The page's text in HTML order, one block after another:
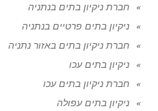
חברת ניקיון בתים בנתניה
ניקיון בתים פרטיים בנתניה
חברת ניקיון בתים באזור נתניה
ניקיון בתים עכו
חברת ניקיון בתים עכו
ניקיון בתים עפולה